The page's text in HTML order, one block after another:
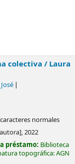
colectiva / Laura
caracteres normales
2022
préstamo: Biblioteca
topográfica:AGN